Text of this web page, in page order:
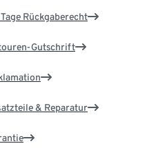
Rückgaberecht
Gutschrift
& Reparatur